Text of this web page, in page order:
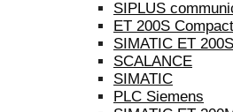
SIPLUS
ET 200S Compact
SIMATIC ET
SCALANCE
SIMATIC
PLC Siemens